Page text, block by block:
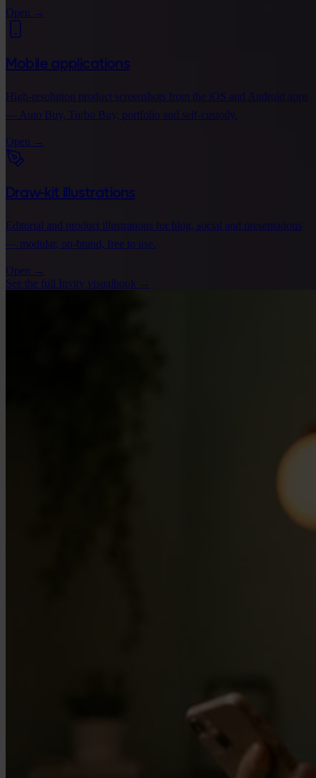
Open →
Mobile applications
High-resolution product screenshots from the iOS and Android apps
— Auto Buy, Turbo Buy, portfolio and self-custody.
Open →
Draw-kit illustrations
Editorial and product illustrations for blog, social and presentations
— modular, on-brand, free to use.
Open →
See the full Invity visualbook →